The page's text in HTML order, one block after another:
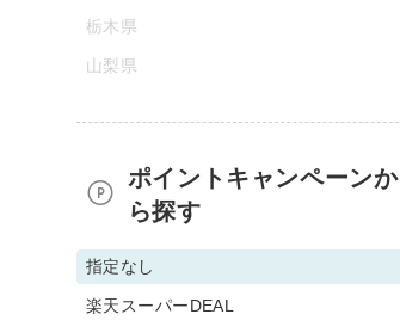
栃木県
山梨県
ポイントキャンペーンか
ら探す
指定なし
楽天スーパーDEAL